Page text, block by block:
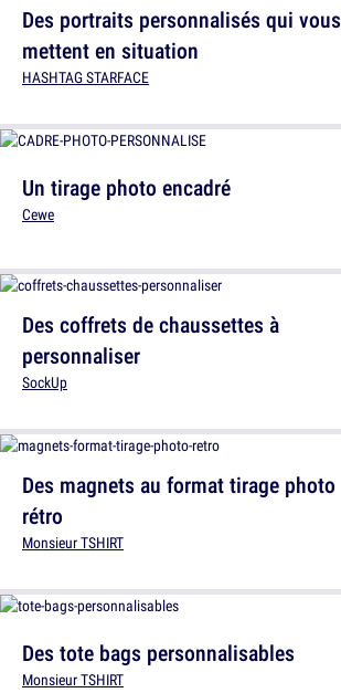
Des portraits personnalisés qui vous
mettent en situation
HASHTAG STARFACE
Des coffrets de chaussettes à
personnaliser
SockUp
Des tote bags personnalisables
Monsieur TSHIRT
Un tirage photo encadré
Cewe
Des magnets au format tirage photo
rétro
Monsieur TSHIRT